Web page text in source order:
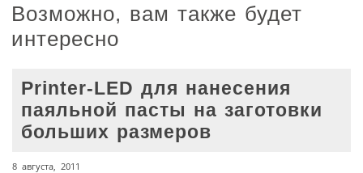
Возможно, вам также будет
интересно
Printer-LED для нанесения
паяльной пасты на заготовки
больших размеров
8 августа, 2011